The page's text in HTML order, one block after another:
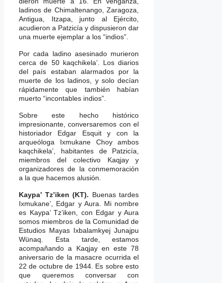
ladinos de Chimaltenango, Zaragoza,
Antigua, Itzapa, junto al Ejército,
acudieron a Patzicía y dispusieron dar
una muerte ejemplar a los “indios”.
Por cada ladino asesinado murieron
cerca de 50 kaqchikela’. Los diarios
del país estaban alarmados por la
muerte de los ladinos, y solo decían
rápidamente que también habían
muerto “incontables indios”.
Sobre este hecho histórico
impresionante, conversaremos con el
historiador Edgar Esquit y con la
arqueóloga Ixmukane Choy ambos
kaqchikela’, habitantes de Patzicía,
miembros del colectivo Kaqjay y
organizadores de la conmemoración
a la que hacemos alusión.
Kaypa’ Tz’iken (KT). Buenas tardes
Ixmukane’, Edgar y Aura. Mi nombre
es Kaypa’ Tz’iken, con Edgar y Aura
somos miembros de la Comunidad de
Estudios Mayas Ixbalamkyej Junajpu
Wünaq. Esta tarde, estamos
acompañando a Kaqjay en este 78
aniversario de la masacre ocurrida el
22 de octubre de 1944. Es sobre esto
que queremos conversar con